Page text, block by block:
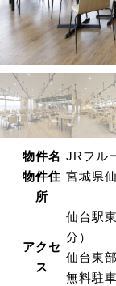
物件名 JRフル
物件住
所
宮城県
アクセ
ス
仙台駅
分）
仙台東
無料駐